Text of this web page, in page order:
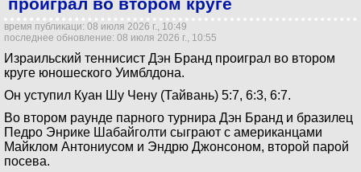
время публикаци: 08 июля 2026 г., 10:49
последнее обновление: 08 июля 2026 г., 10:55
Израильский теннисист Дэн Бранд проиграл во втором
круге юношеского Уимблдона.
Он уступил Куан Шу Чену (Тайвань) 5:7, 6:3, 6:7.
Во втором раунде парного турнира Дэн Бранд и бразилец
Педро Энрике Шабайголти сыграют с американцами
Майклом Антониусом и Эндрю Джонсоном, второй парой
посева.